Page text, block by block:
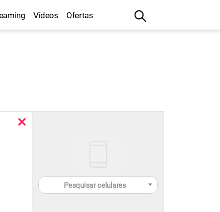
Vídeos Ofertas
Pesquisar celulares